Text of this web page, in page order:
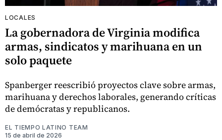
LOCALES
La gobernadora de Virginia modifica
armas, sindicatos y marihuana en un
solo paquete
Spanberger reescribió proyectos clave sobre armas,
marihuana y derechos laborales, generando críticas
de demócratas y republicanos.
EL TIEMPO LATINO TEAM
15 de abril de 2026